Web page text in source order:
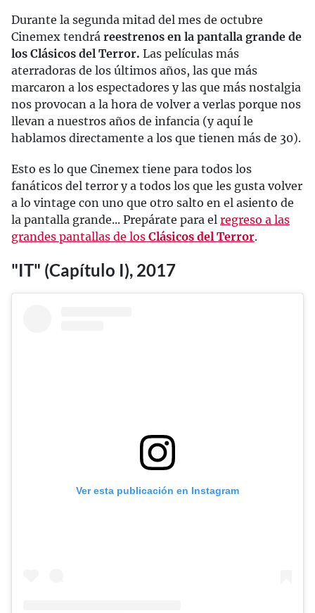
Durante la segunda mitad del mes de octubre
Cinemex tendrá reestrenos en la pantalla grande de
los Clásicos del Terror. Las películas más
aterradoras de los últimos años, las que más
marcaron a los espectadores y las que más nostalgia
nos provocan a la hora de volver a verlas porque nos
llevan a nuestros años de infancia (y aquí le
hablamos directamente a los que tienen más de 30).
Esto es lo que Cinemex tiene para todos los
fanáticos del terror y a todos los que les gusta volver
a lo vintage con uno que otro salto en el asiento de
la pantalla grande... Prepárate para el regreso a las
grandes pantallas de los Clásicos del Terror.
"IT" (Capítulo I), 2017
Ver esta publicación en Instagram